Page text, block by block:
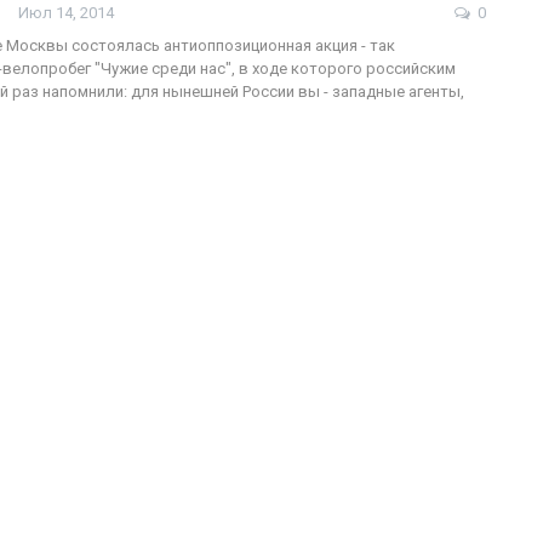
Июл 14, 2014
0
Москвы состоялась антиоппозиционная акция - так
"Чужие среди нас", в ходе которого российским
раз напомнили: для нынешней России вы - западные агенты,
ФОТО